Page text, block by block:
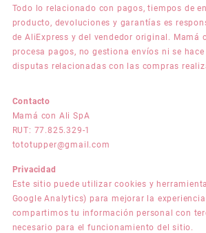
Todo lo relacionado con pagos, tiempos de
producto, devoluciones y garantías es
de AliExpress y del vendedor original. Mamá
procesa pagos, no gestiona envíos ni se
disputas relacionadas con las compras
Contacto
Mamá con Ali SpA
RUT: 77.825.329-1
tototupper@gmail.com
Privacidad
Este sitio puede utilizar cookies y
Google Analytics) para mejorar la
compartimos tu información personal con
necesario para el funcionamiento del sitio.